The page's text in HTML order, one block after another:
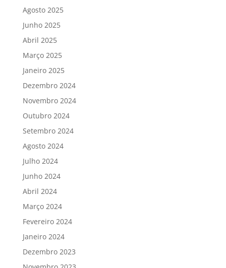
Agosto 2025
Junho 2025
Abril 2025
Março 2025
Janeiro 2025
Dezembro 2024
Novembro 2024
Outubro 2024
Setembro 2024
Agosto 2024
Julho 2024
Junho 2024
Abril 2024
Março 2024
Fevereiro 2024
Janeiro 2024
Dezembro 2023